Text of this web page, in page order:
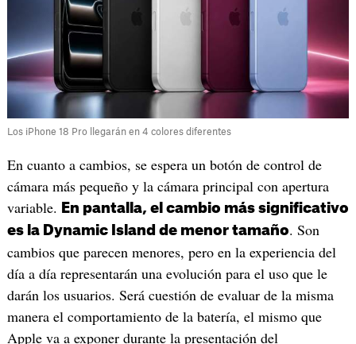
Los iPhone 18 Pro llegarán en 4 colores diferentes
En cuanto a cambios, se espera un botón de control de
cámara más pequeño y la cámara principal con apertura
variable.
En pantalla, el cambio más significativo
es la Dynamic Island de menor tamaño. Son
cambios que parecen menores, pero en la experiencia del
día a día representarán una evolución para el uso que le
darán los usuarios. Será cuestión de evaluar de la misma
manera el comportamiento de la batería, el mismo que
Apple va a exponer durante la presentación del